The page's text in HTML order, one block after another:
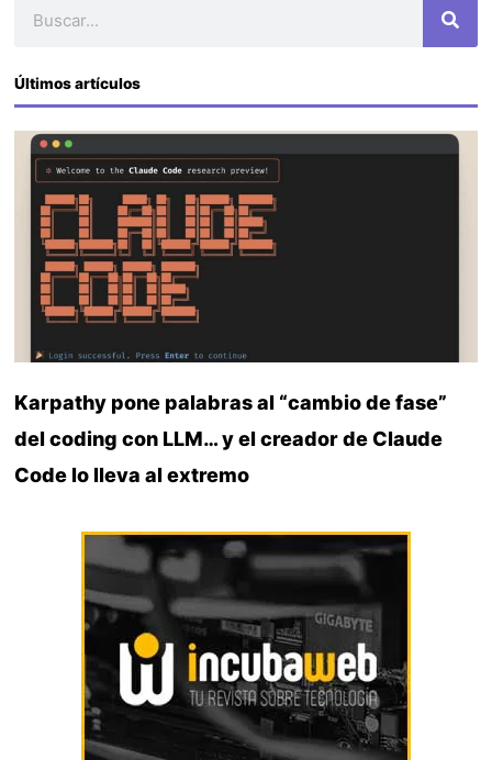
Últimos artículos
Karpathy pone palabras al “cambio de fase”
del coding con LLM… y el creador de Claude
Code lo lleva al extremo